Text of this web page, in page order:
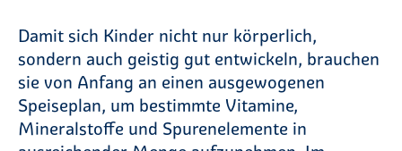
Damit sich Kinder nicht nur körperlich,
sondern auch geistig gut entwickeln, brauchen
sie von Anfang an einen ausgewogenen
Speiseplan, um bestimmte Vitamine,
Mineralstoffe und Spurenelemente in